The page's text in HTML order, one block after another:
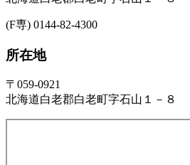
(F専) 0144-82-4300
所在地
〒059-0921
北海道白老郡白老町字石山１－８